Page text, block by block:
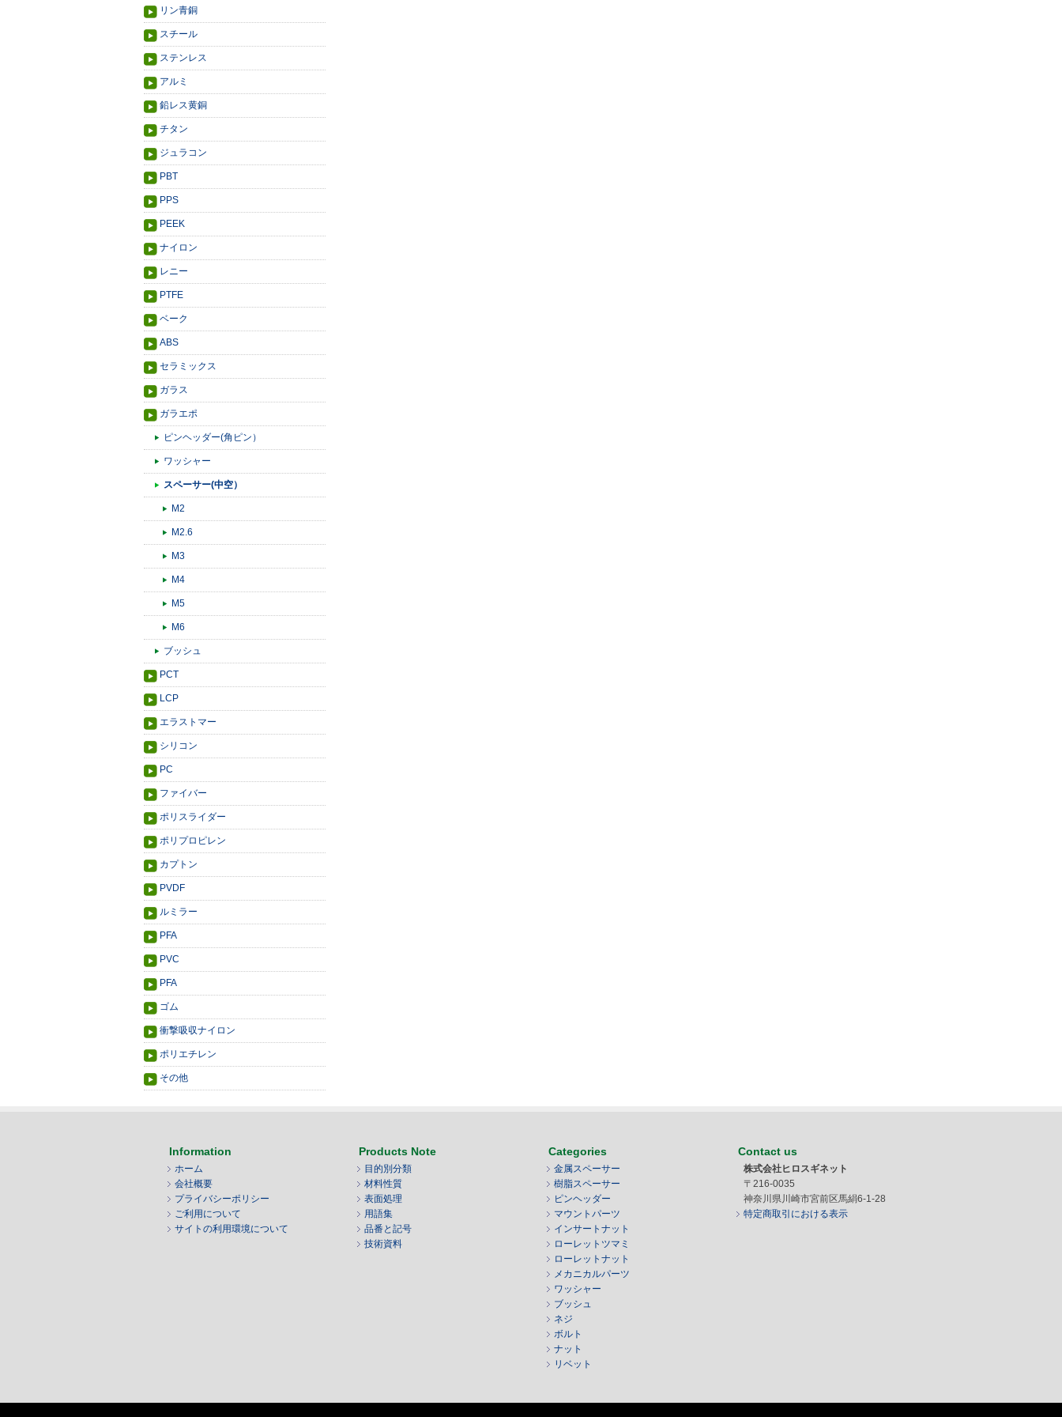
リン青銅
スチール
ステンレス
アルミ
鉛レス黄銅
チタン
ジュラコン
PBT
PPS
PEEK
ナイロン
レニー
PTFE
ベーク
ABS
セラミックス
ガラス
ガラエポ
ピンヘッダー(角ピン）
ワッシャー
スペーサー(中空）
M2
M2.6
M3
M4
M5
M6
ブッシュ
PCT
LCP
エラストマー
シリコン
PC
ファイバー
ポリスライダー
ポリプロピレン
カプトン
PVDF
ルミラー
PFA
PVC
PFA
ゴム
衝撃吸収ナイロン
ポリエチレン
その他
Information
ホーム
会社概要
プライバシーポリシー
ご利用について
サイトの利用環境について
Products Note
目的別分類
材料性質
表面処理
用語集
品番と記号
技術資料
Categories
金属スペーサー
樹脂スペーサー
ピンヘッダー
マウントパーツ
インサートナット
ローレットツマミ
ローレットナット
メカニカルパーツ
ワッシャー
ブッシュ
ネジ
ボルト
ナット
リベット
Contact us
株式会社ヒロスギネット
〒216-0035
神奈川県川崎市宮前区馬絹6-1-28
特定商取引における表示